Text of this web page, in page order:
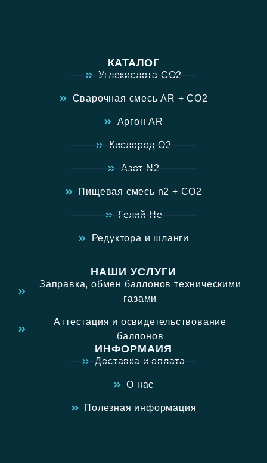
КАТАЛОГ
Углекислота CO2
Сварочная смесь AR + CO2
Аргон AR
Кислород O2
Азот N2
Пищевая смесь n2 + CO2
Гелий He
Редуктора и шланги
НАШИ УСЛУГИ
Заправка, обмен баллонов техническими
газами
Аттестация и освидетельствование
баллонов
ИНФОРМАИЯ
Доставка и оплата
О нас
Полезная информация